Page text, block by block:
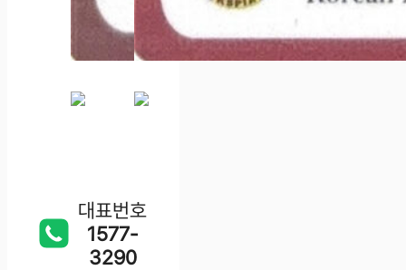
대표번호
1577-
3290